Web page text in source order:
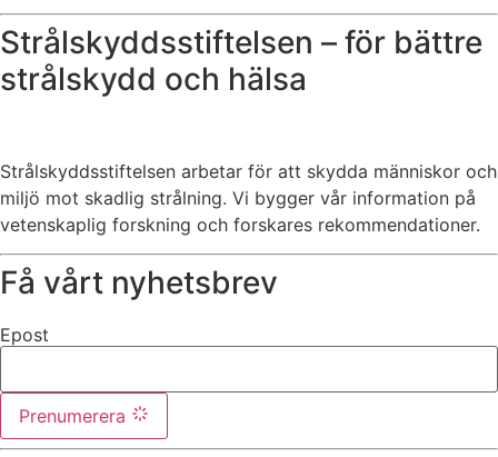
Strålskyddsstiftelsen – för bättre
strålskydd och hälsa
Strålskyddsstiftelsen arbetar för att skydda människor och
miljö mot skadlig strålning. Vi bygger vår information på
vetenskaplig forskning och forskares rekommendationer.
Få vårt nyhetsbrev
Epost
Prenumerera